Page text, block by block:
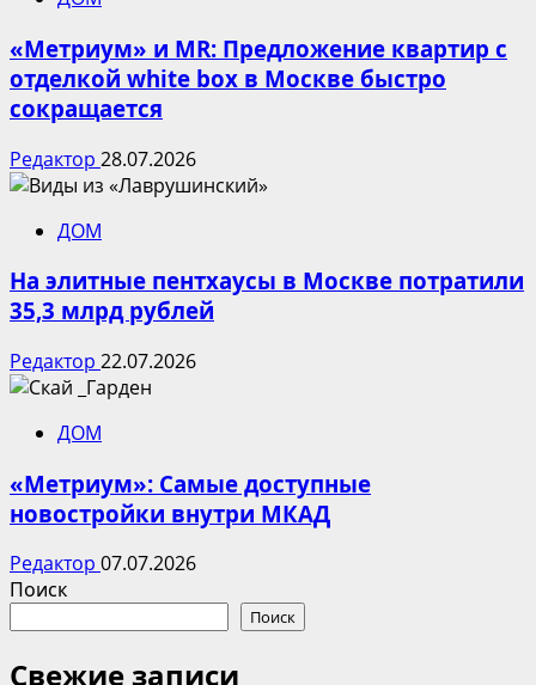
«Метриум» и MR: Предложение квартир с
отделкой white box в Москве быстро
сокращается
Редактор 28.07.2026
ДОМ
На элитные пентхаусы в Москве потратили
35,3 млрд рублей
Редактор 22.07.2026
ДОМ
«Метриум»: Самые доступные
новостройки внутри МКАД
Редактор 07.07.2026
Поиск
Поиск
Свежие записи